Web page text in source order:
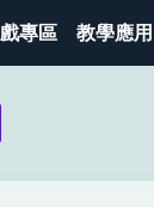
專區 教學應用